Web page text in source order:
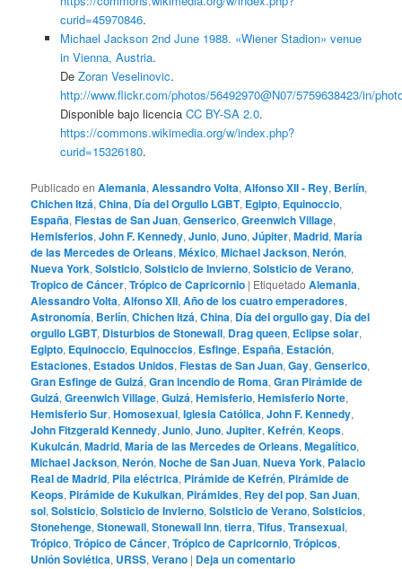
curid=45970846.
Michael Jackson 2nd June 1988. «Wiener Stadion» venue
in Vienna, Austria.
De Zoran Veselinovic.
http://www.flickr.com/photos/56492970@N07/5759638423/in/
Disponible bajo licencia CC BY-SA 2.0.
https://commons.wikimedia.org/w/index.php?
curid=15326180.
Publicado en Alemania,Alessandro Volta,Alfonso XII - Rey, Berlín,
Chichen Itzá,China, Día del Orgullo LGBT, Egipto, Equinoccio,
España,Fiestas de San Juan,Genserico,Greenwich Village,
Hemisferios,John F. Kennedy,Junio,Juno,Júpiter,Madrid,María
de las Mercedes de Orleans,México,Michael Jackson,Nerón,
Nueva York,Solsticio,Solsticio de Invierno,Solsticio de Verano,
Tropico de Cáncer,Trópico de Capricornio | Etiquetado Alemania,
Alessandro Volta,Alfonso XII,Año de los cuatro emperadores,
Astronomía, Berlín,Chichen Itzá,China, Día del orgullo gay, Día del
orgullo LGBT, Disturbios de Stonewall, Drag queen, Eclipse solar,
Egipto, Equinoccio, Equinoccios, Esfinge, España, Estación,
Estaciones, Estados Unidos,Fiestas de San Juan,Gay,Genserico,
Gran Esfinge de Guizá,Gran incendio de Roma,Gran Pirámide de
Guizá,Greenwich Village,Guizá,Hemisferio,Hemisferio Norte,
Hemisferio Sur,Homosexual,Iglesia Católica,John F. Kennedy,
John Fitzgerald Kennedy,Junio,Juno,Jupiter,Kefrén,Keops,
Kukulcán,Madrid,María de las Mercedes de Orleans,Megalítico,
Michael Jackson,Nerón,Noche de San Juan,Nueva York, Palacio
Real de Madrid, Pila eléctrica, Pirámide de Kefrén, Pirámide de
Keops, Pirámide de Kukulkan, Pirámides, Rey del pop,San Juan,
sol,Solsticio,Solsticio de Invierno,Solsticio de Verano,Solsticios,
Stonehenge,Stonewall,Stonewall Inn,tierra,Tifus,Transexual,
Trópico,Trópico de Cáncer,Trópico de Capricornio,Trópicos,
Unión Soviética, URSS,Verano | Deja un comentario